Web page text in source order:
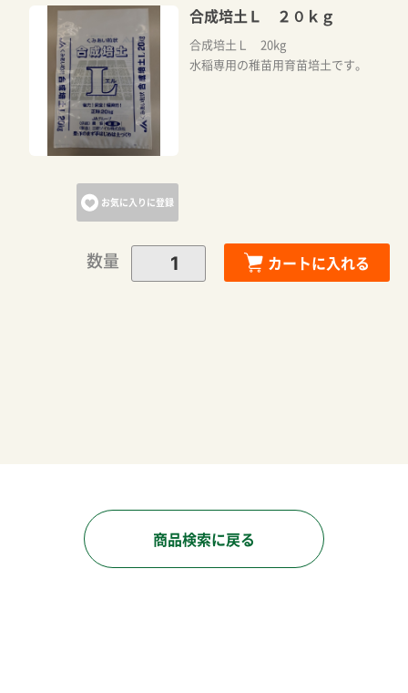
お気に入りに登録
合成培土Ｌ ２０ｋｇ
合成培土Ｌ 20kg
水稲専用の稚苗用育苗培土です。
数量 カートに入れる
商品検索に戻る